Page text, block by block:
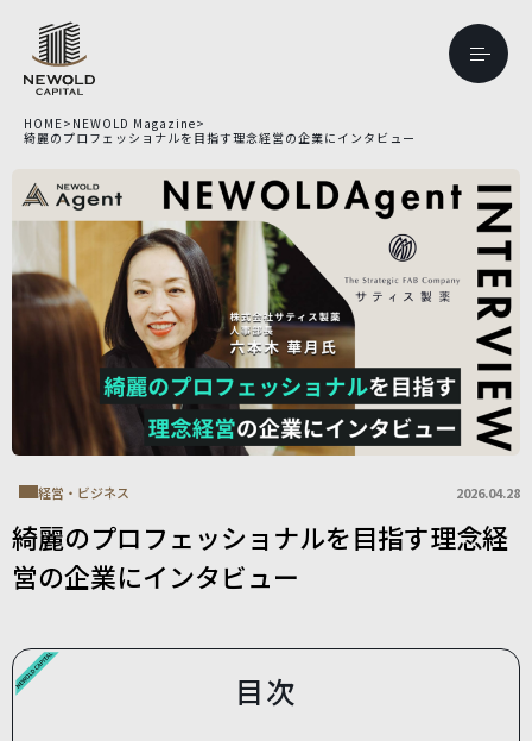
HOME> NEWOLD Magazine>
綺麗のプロフェッショナルを目指す理念経営の企業にインタビュー
経営・ビジネス 2026.04.28
綺麗のプロフェッショナルを目指す理念経
営の企業にインタビュー
目次